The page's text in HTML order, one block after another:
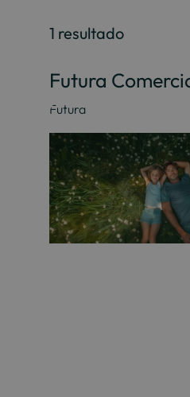
1 resultado
Futura
Futura